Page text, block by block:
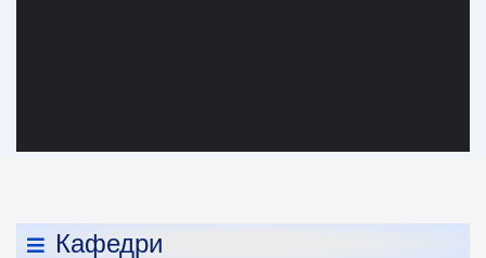
Кафедри